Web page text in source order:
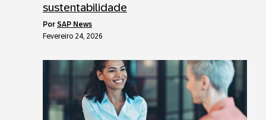
sustentabilidade
por SAP News
Fevereiro 24, 2026